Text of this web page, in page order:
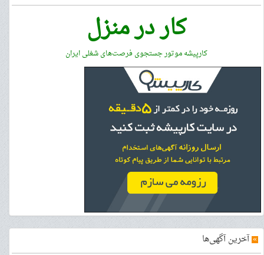
کار در منزل
کارپیشه موتور جستجوی فرصت‌های شغلی ایران
»آخرین آگهی‌ها